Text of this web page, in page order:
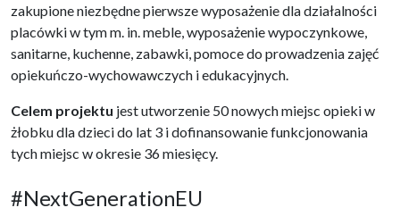
zakupione niezbędne pierwsze wyposażenie dla działalności
placówki w tym m. in. meble, wyposażenie wypoczynkowe,
sanitarne, kuchenne, zabawki, pomoce do prowadzenia zajęć
opiekuńczo-wychowawczych i edukacyjnych.
Celem projektu jest utworzenie 50 nowych miejsc opieki w
żłobku dla dzieci do lat 3 i dofinansowanie funkcjonowania
tych miejsc w okresie 36 miesięcy.
#NextGenerationEU